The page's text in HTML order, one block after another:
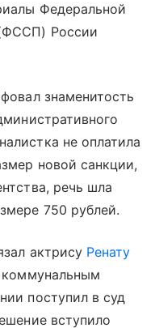
Федеральной
России
знаменитость
не оплатила
новой санкции,
речь шла
750 рублей.
актрису Ренату
коммунальным
поступил в суд
вступило